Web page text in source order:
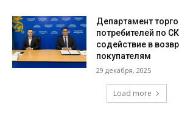
Департамент
потребителей по
содействие в
покупателям
29 декабря, 2025
Load more